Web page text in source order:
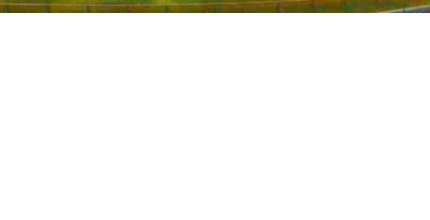
題を解決した、努力をしたという積み重ねに大きな